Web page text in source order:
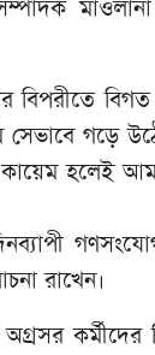
বিপরীতে
গড়ে
হলেই
রাখেন।
কর্মীদের